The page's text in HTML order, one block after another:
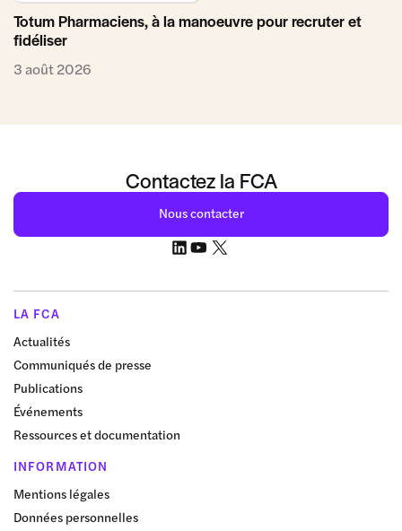
Totum Pharmaciens, à la manoeuvre pour recruter et
fidéliser
3 août 2026
Contactez la FCA
Nous contacter
LA FCA
Actualités
Communiqués de presse
Publications
Événements
Ressources et documentation
INFORMATION
Mentions légales
Données personnelles